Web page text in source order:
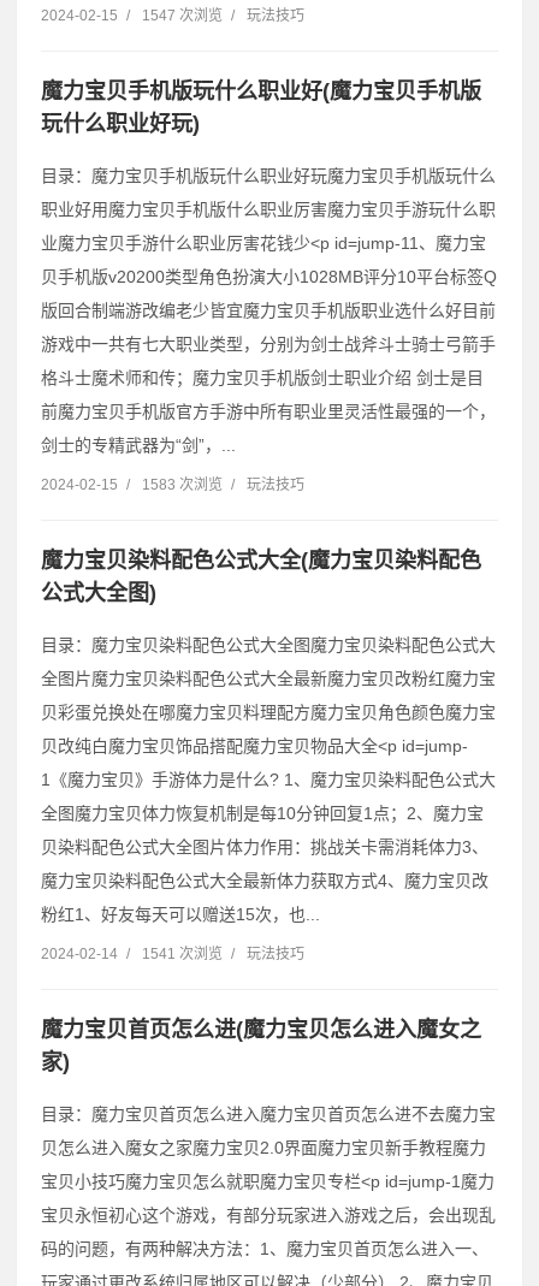
2024-02-15 / 1547 次浏览 / 玩法技巧
魔力宝贝手机版玩什么职业好(魔力宝贝手机版
玩什么职业好玩)
目录：魔力宝贝手机版玩什么职业好玩魔力宝贝手机版玩什么
职业好用魔力宝贝手机版什么职业厉害魔力宝贝手游玩什么职
业魔力宝贝手游什么职业厉害花钱少˂p id=jump-11、魔力宝
贝手机版v20200类型角色扮演大小1028MB评分10平台标签Q
版回合制端游改编老少皆宜魔力宝贝手机版职业选什么好目前
游戏中一共有七大职业类型，分别为剑士战斧斗士骑士弓箭手
格斗士魔术师和传；魔力宝贝手机版剑士职业介绍 剑士是目
前魔力宝贝手机版官方手游中所有职业里灵活性最强的一个，
剑士的专精武器为“剑”，...
2024-02-15 / 1583 次浏览 / 玩法技巧
魔力宝贝染料配色公式大全(魔力宝贝染料配色
公式大全图)
目录：魔力宝贝染料配色公式大全图魔力宝贝染料配色公式大
全图片魔力宝贝染料配色公式大全最新魔力宝贝改粉红魔力宝
贝彩蛋兑换处在哪魔力宝贝料理配方魔力宝贝角色颜色魔力宝
贝改纯白魔力宝贝饰品搭配魔力宝贝物品大全˂p id=jump-
1《魔力宝贝》手游体力是什么? 1、魔力宝贝染料配色公式大
全图魔力宝贝体力恢复机制是每10分钟回复1点；2、魔力宝
贝染料配色公式大全图片体力作用：挑战关卡需消耗体力3、
魔力宝贝染料配色公式大全最新体力获取方式4、魔力宝贝改
粉红1、好友每天可以赠送15次，也...
2024-02-14 / 1541 次浏览 / 玩法技巧
魔力宝贝首页怎么进(魔力宝贝怎么进入魔女之
家)
目录：魔力宝贝首页怎么进入魔力宝贝首页怎么进不去魔力宝
贝怎么进入魔女之家魔力宝贝2.0界面魔力宝贝新手教程魔力
宝贝小技巧魔力宝贝怎么就职魔力宝贝专栏˂p id=jump-1魔力
宝贝永恒初心这个游戏，有部分玩家进入游戏之后，会出现乱
码的问题，有两种解决方法：1、魔力宝贝首页怎么进入一、
玩家通过更改系统归属地区可以解决（少部分） 2、魔力宝贝